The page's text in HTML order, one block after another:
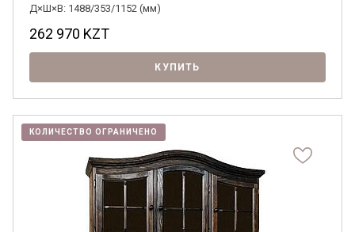
Д×Ш×В: 1488/353/1152 (мм)
262 970 KZT
КУПИТЬ
КОЛИЧЕСТВО ОГРАНИЧЕНО